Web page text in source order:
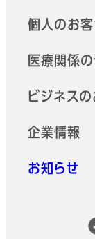
クイックリ
個人のお客
医療関係
ビジネス
企業情報
お知らせ
公式SNS